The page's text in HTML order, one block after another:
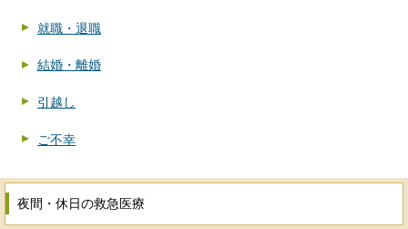
就職・退職
結婚・離婚
引越し
ご不幸
夜間・休日の救急医療